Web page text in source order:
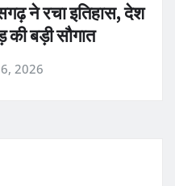
ने रचा इतिहास, देश
बड़ी सौगात
2026